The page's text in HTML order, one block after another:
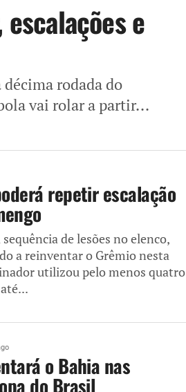
e
rodada do
vai rolar a partir...
repetir escalação
de lesões no elenco,
a reinventar o Grêmio nesta
utilizou pelo menos quatro
o Bahia nas
do Brasil